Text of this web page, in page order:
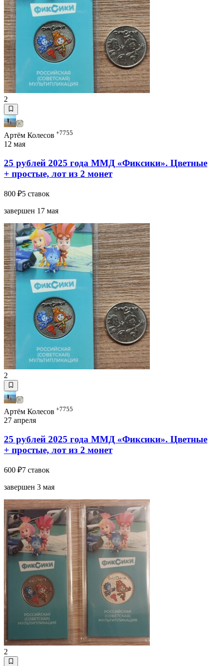
2
Артём Колесов +7755
12 мая
25 рублей 2025 года ММД «Фиксики». Цветные
+ простые, лот из 2 монет
800 ₽5 ставок
завершен 17 мая
2
Артём Колесов +7755
27 апреля
25 рублей 2025 года ММД «Фиксики». Цветные
+ простые, лот из 2 монет
600 ₽7 ставок
завершен 3 мая
2